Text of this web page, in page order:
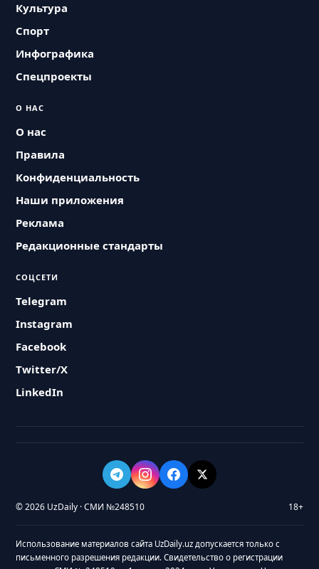
Культура
Спорт
Инфографика
Спецпроекты
О НАС
О нас
Правила
Конфиденциальность
Наши приложения
Реклама
Редакционные стандарты
СОЦСЕТИ
Telegram
Instagram
Facebook
Twitter/X
LinkedIn
© 2026 UzDaily · СМИ №248510 18+
Использование материалов сайта UzDaily.uz допускается только с
письменного разрешения редакции. Свидетельство о регистрации